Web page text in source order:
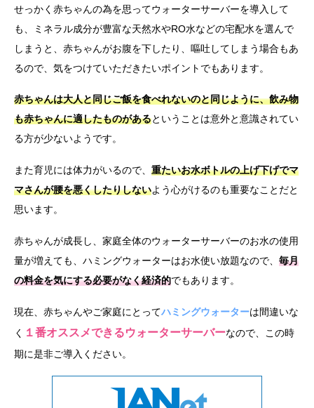
せっかく赤ちゃんの為を思ってウォーターサーバーを導入して
も、ミネラル成分が豊富な天然水やRO水などの宅配水を選んで
しまうと、赤ちゃんがお腹を下したり、嘔吐してしまう場合もあ
るので、気をつけていただきたいポイントでもあります。
赤ちゃんは大人と同じご飯を食べれないのと同じように、飲み物
も赤ちゃんに適したものがあるということは意外と意識されてい
る方が少ないようです。
また育児には体力がいるので、 重たいお水ボトルの上げ下げでマ
マさんが腰を悪くしたりしないよう心がけるのも重要なことだと
思います。
赤ちゃんが成長し、家庭全体のウォーターサーバーのお水の使用
量が増えても、ハミングウォーターはお水使い放題なので、 毎月
の料金を気にする必要がなく経済的でもあります。
現在、赤ちゃんやご家庭にとってハミングウォーターは間違いな
く １番オススメできるウォーターサーバーなので、この時
期に是非ご導入ください。